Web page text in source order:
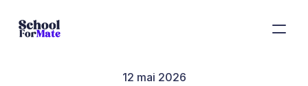
12 mai 2026